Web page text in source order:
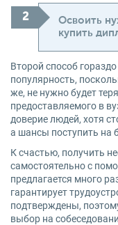
Освоить
купить
Второй способ
популярность,
же, не нужно будет
предоставляемого в
доверие людей, хотя
а шансы поступить на
К счастью, получить
самостоятельно с
предлагается много
гарантирует
подтверждены,
выбор на